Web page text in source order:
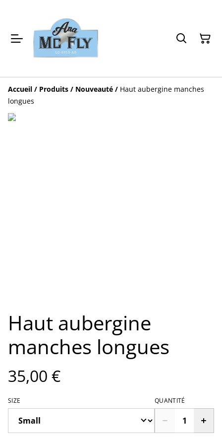
Accueil / Produits / Nouveauté / Haut aubergine manches
longues
Haut aubergine
manches longues
35,00 €
SIZE QUANTITÉ